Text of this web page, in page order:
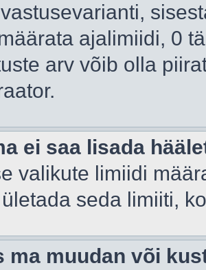
ajalimiidi, 0
arv võib olla
ei saa lisada
valikute limiidi
seda limiiti,
ma muudan või